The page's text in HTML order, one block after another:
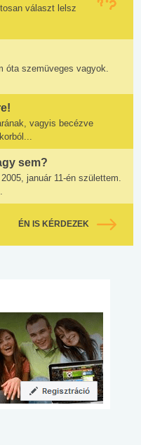
választ lelsz
óta szemüveges vagyok.
vagyis becézve
sem?
január 11-én születtem.
ÉN IS KÉRDEZEK